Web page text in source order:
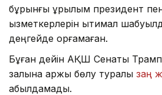
бұрынғы құрылым президент
қызметкерлерін ықтимал
деңгейде қорғамаған.
Бұған дейін АҚШ Сенаты
залына қаржы бөлу туралы заң
қабылдамады.